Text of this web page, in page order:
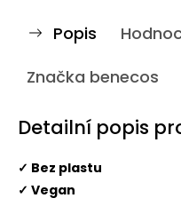
Popis
Značka benecos
Detailní popis
✓ Bez plastu
✓ Vegan